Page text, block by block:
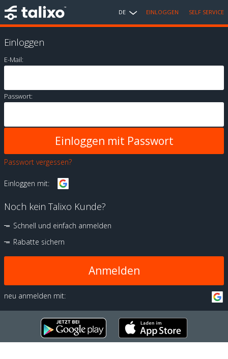
DE EINLOGGEN SELF SERVICE
Einloggen
E-Mail:
Passwort:
Passwort vergessen?
Einloggen mit:
Noch kein Talixo Kunde?
Schnell und einfach anmelden
Rabatte sichern
Anmelden
neu anmelden mit: